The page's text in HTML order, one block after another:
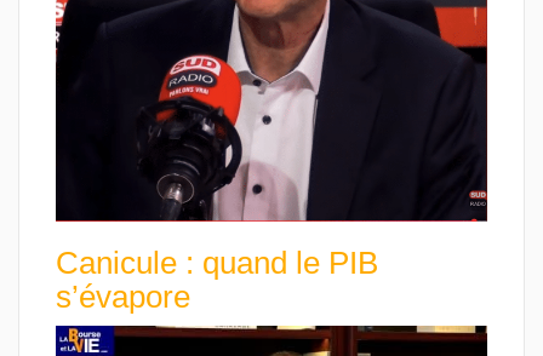
Canicule : quand le PIB
s’évapore